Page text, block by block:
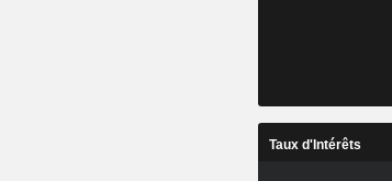
Taux d'Intérêts